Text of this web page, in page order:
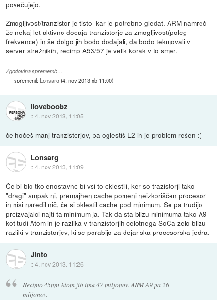
povečujejo.
Zmogljivost/tranzistor je tisto, kar je potrebno gledat. ARM namreč
že nekaj let aktivno dodaja tranzistorje za zmogljivost(poleg
frekvence) in še dolgo jih bodo dodajali, da bodo tekmovali v
server strežnikih, recimo A53/57 je velik korak v to smer.
Zgodovina sprememb…
spremenil: Lonsarg(4. nov 2013 ob 11:00)
iloveboobz
::4. nov 2013, 11:05
če hočeš manj tranzistorjov, pa oglestiš L2 in je problem rešen :)
Lonsarg
::4. nov 2013, 11:09
Če bi blo tko enostavno bi vsi to oklestili, ker so trazistorji tako
"dragi" ampak ni, premajhen cache pomeni neizkoriščen procesor
in nisi naredil nič, če si oklestil cache pod minimum. Se pa trudijo
proizvajalci najti ta minimum ja. Tak da sta blizu minimuma tako A9
kot tudi Atom in je razlika v tranzistorjih celotnega SoCa zelo blizu
razliki v tranzistorjev, ki se porabijo za dejanska procesorska jedra.
Jinto
::4. nov 2013, 11:26
Recimo 45nm Atom jih ima 47 miljonov. ARM A9 pa 26
miljonov.